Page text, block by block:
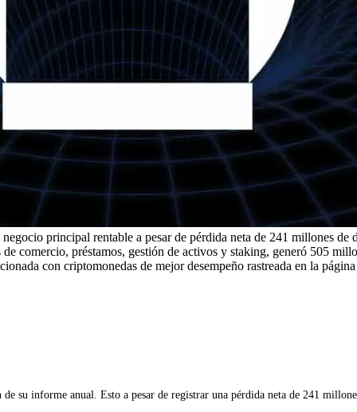
principal rentable a pesar de pérdida neta de 241 millones de
comercio, préstamos, gestión de activos y staking, generó 505
con criptomonedas de mejor desempeño rastreada en la
su informe anual. Esto a pesar de registrar una pérdida neta de 241